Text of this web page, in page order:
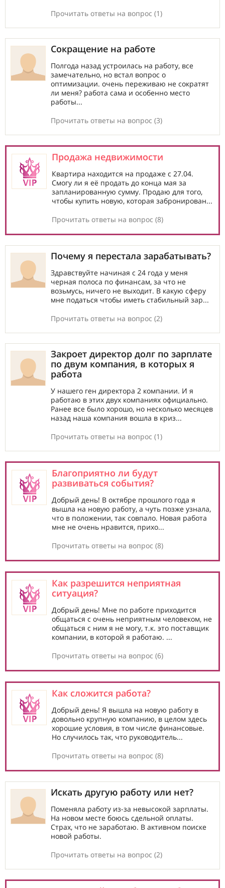
Прочитать ответы на вопрос (1)
Сокращение на работе
Полгода назад устроилась на работу, все
замечательно, но встал вопрос о
оптимизации. очень переживаю не сократят
ли меня? работа сама и особенно место
работы...
Прочитать ответы на вопрос (3)
Продажа недвижимости
Квартира находится на продаже с 27.04.
Смогу ли я её продать до конца мая за
запланированную сумму. Продаю для того,
чтобы купить новую, которая забронирован...
Прочитать ответы на вопрос (8)
Почему я перестала зарабатывать?
Здравствуйте начиная с 24 года у меня
черная полоса по финансам, за что не
возьмусь, ничего не выходит. В какую сферу
мне податься чтобы иметь стабильный зар...
Прочитать ответы на вопрос (2)
Закроет директор долг по зарплате
по двум компания, в которых я
работа
У нашего ген директора 2 компании. И я
работаю в этих двух компаниях официально.
Ранее все было хорошо, но несколько месяцев
назад наша компания вошла в криз...
Прочитать ответы на вопрос (1)
Благоприятно ли будут
развиваться события?
Добрый день! В октябре прошлого года я
вышла на новую работу, а чуть позже узнала,
что в положении, так совпало. Новая работа
мне не очень нравится, прихо...
Прочитать ответы на вопрос (8)
Как разрешится неприятная
ситуация?
Добрый день! Мне по работе приходится
общаться с очень неприятным человеком, не
общаться с ним я не могу, т.к. это поставщик
компании, в которой я работаю. ...
Прочитать ответы на вопрос (6)
Как сложится работа?
Добрый день! Я вышла на новую работу в
довольно крупную компанию, в целом здесь
хорошие условия, в том числе финансовые.
Но случилось так, что руководитель...
Прочитать ответы на вопрос (8)
Искать другую работу или нет?
Поменяла работу из-за невысокой зарплаты.
На новом месте боюсь сдельной оплаты.
Страх, что не заработаю. В активном поиске
новой работы.
Прочитать ответы на вопрос (2)